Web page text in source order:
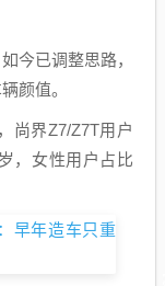
今已调整思路，
颜值。
尚界Z7/Z7T用户
，女性用户占比